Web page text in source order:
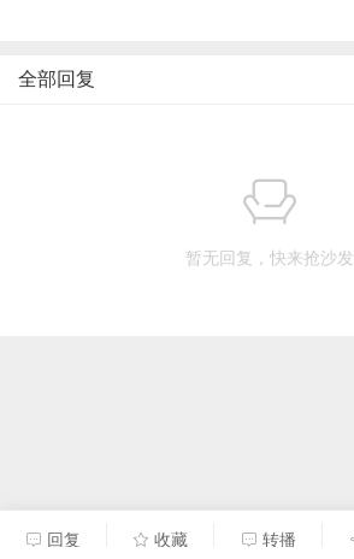
全部回复
暂无回复，快来抢沙发
回复 收藏 转播